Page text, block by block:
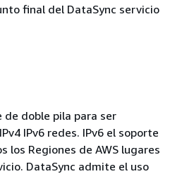
final del DataSync servicio
doble pila para ser
IPv6 redes. IPv6 el soporte
los Regiones de AWS lugares
DataSync admite el uso